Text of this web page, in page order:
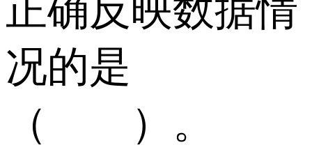
正确反映数据情
况的是
（ ）。